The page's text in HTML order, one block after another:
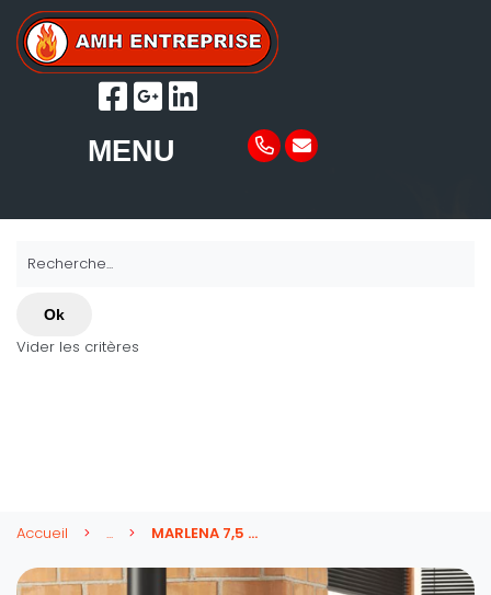
MENU
Recherche...
Ok
Vider les critères
Accueil ... MARLENA 7,5 KW